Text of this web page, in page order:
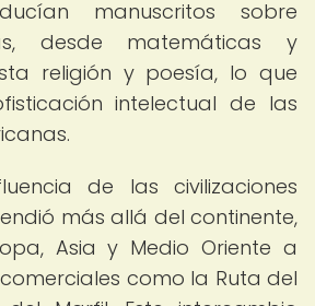
manuscritos sobre
desde matemáticas y
religión y poesía, lo que
intelectual de las
de las civilizaciones
más allá del continente,
Asia y Medio Oriente a
como la Ruta del